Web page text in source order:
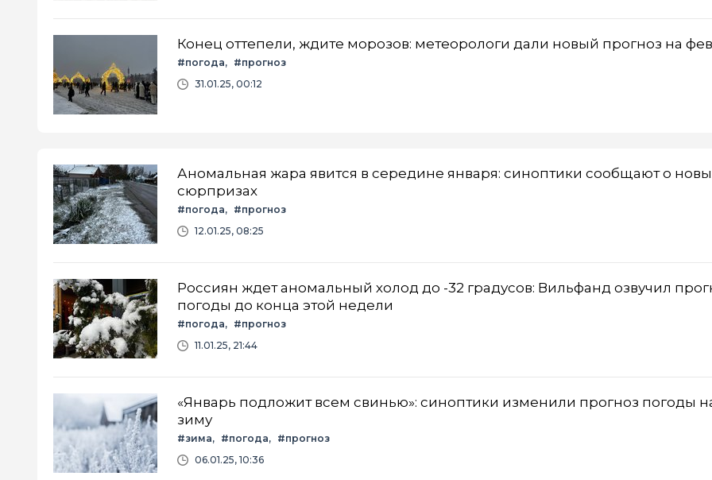
Конец оттепели, ждите морозов: метеорологи дали новый прогноз на
#погода
#прогноз
31.01.25, 00:12
Аномальная жара явится в середине января: синоптики сообщают о
сюрпризах
#погода
#прогноз
12.01.25, 08:25
Россиян ждет аномальный холод до -32 градусов: Вильфанд озвучил
погоды до конца этой недели
#погода
#прогноз
11.01.25, 21:44
«Январь подложит всем свинью»: синоптики изменили прогноз погоды
зиму
#зима #погода
#прогноз
06.01.25, 10:36